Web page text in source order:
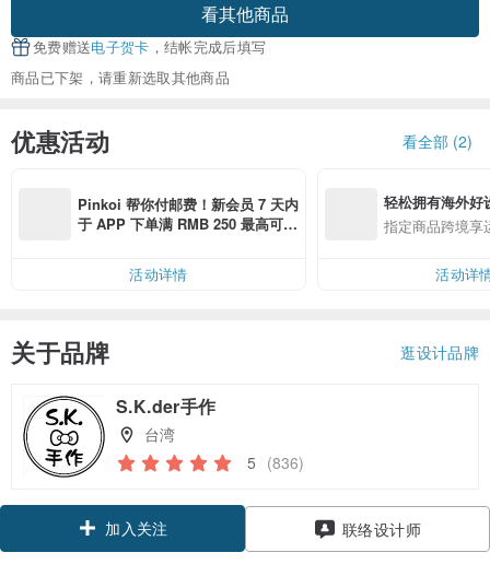
看其他商品
免费赠送电子贺卡 ，结帐完成后填写
商品已下架，请重新选取其他商品
优惠活动 看全部 (2)
Pinkoi 帮你付邮费！新会员 7 天内
于 APP 下单满 RMB 250 最高可折
活动详情
轻松拥有海外好
指定商品跨境享
活动详
关于品牌 逛设计品牌
S.K.der手作
台湾
5 (836)
加入关注 联络设计师